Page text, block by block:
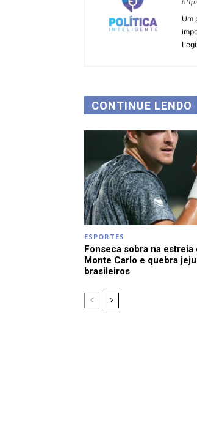
Um
CONTINUE LENDO
ESPORTES
Fonseca sobra na estreia
Monte Carlo e quebra
brasileiros